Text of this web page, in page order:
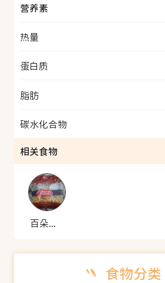
营养素
热量
蛋白质
脂肪
碳水化合物
相关食物
百朵怡 意大利面51号螺旋面